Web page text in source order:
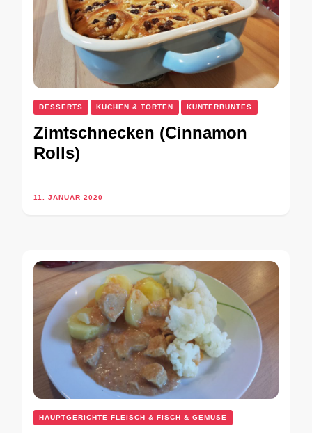
DESSERTS KUCHEN & TORTEN KUNTERBUNTES
Zimtschnecken (Cinnamon
Rolls)
11. JANUAR 2020
HAUPTGERICHTE FLEISCH & FISCH & GEMÜSE